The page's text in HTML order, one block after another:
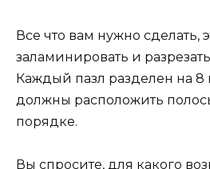
Все что вам нужно сделать,
заламинировать и
Каждый пазл разделен на 8
должны расположить
порядке.
Вы спросите, для какого